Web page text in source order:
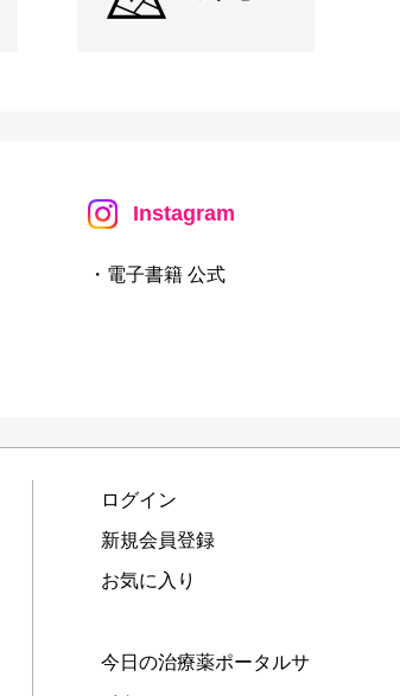
Instagram
・電子書籍 公式
ログイン
新規会員登録
お気に入り
今日の治療薬ポータルサ